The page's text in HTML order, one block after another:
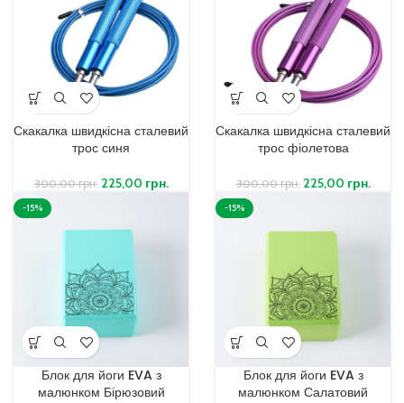
Скакалка швидкісна сталевий
трос синя
300,00грн. 225,00 грн.
Скакалка швидкісна сталевий
трос фіолетова
300,00грн. 225,00 грн.
-15%
Блок для йоги EVA з
малюнком Бірюзовий
-15%
Блок для йоги EVA з
малюнком Салатовий